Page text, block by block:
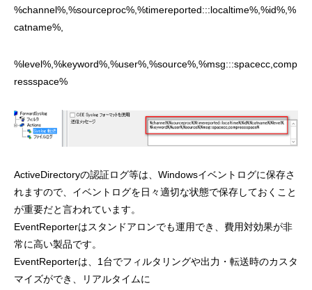
%channel%,%sourceproc%,%timereported:::localtime%,%id%,%
catname%,
%level%,%keyword%,%user%,%source%,%msg:::spacecc,comp
ressspace%
ActiveDirectoryの認証ログ等は、Windowsイベントログに保存さ
れますので、イベントログを日々適切な状態で保存しておくこと
が重要だと言われています。
EventReporterはスタンドアロンでも運用でき、費用対効果が非
常に高い製品です。
EventReporterは、1台でフィルタリングや出力・転送時のカスタ
マイズができ、リアルタイムに